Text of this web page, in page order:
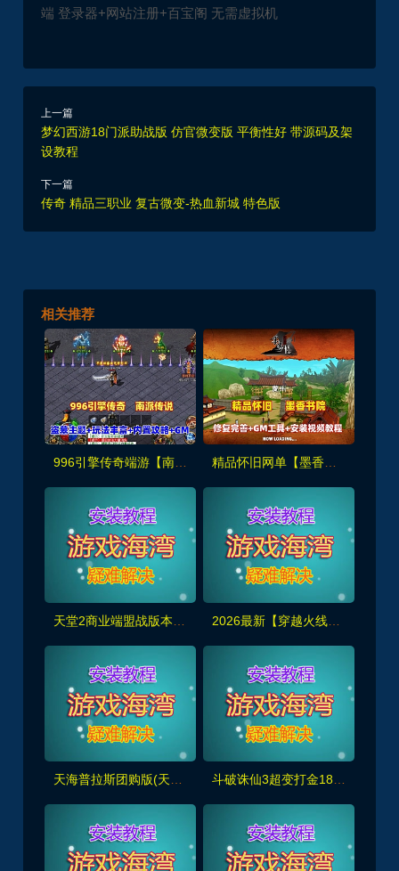
端 登录器+网站注册+百宝阁 无需虚拟机
上一篇
梦幻西游18门派助战版 仿官微变版 平衡性好 带源码及架
设教程
下一篇
传奇 精品三职业 复古微变-热血新城 特色版
相关推荐
996引擎传奇端游【南派传说】盗墓主题玩法丰富+内置攻略+安装及GM教程 精品怀旧网单【墨香书院】单机版+GM管理工具及注册+安装视频教程
2026最新【穿越火线CF2.0】一键端,修复各种错误，全道具可买100%汉化+GM工具